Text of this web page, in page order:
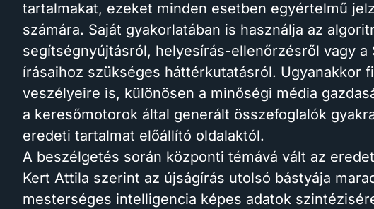
tartalmakat, ezeket minden esetben egyértelmű
számára. Saját gyakorlatában is használja az
segítségnyújtásról, helyesírás-ellenőrzésről vagy a
írásaihoz szükséges háttérkutatásról. Ugyanakkor
veszélyeire is, különösen a minőségi média
a keresőmotorok által generált összefoglalók
eredeti tartalmat előállító oldalaktól.
A beszélgetés során központi témává vált az
Kert Attila szerint az újságírás utolsó bástyája
mesterséges intelligencia képes adatok